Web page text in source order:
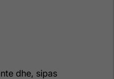
dhe, sipas